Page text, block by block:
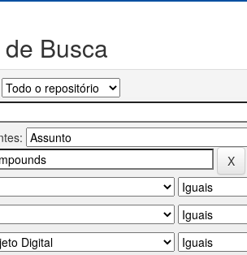
Busca